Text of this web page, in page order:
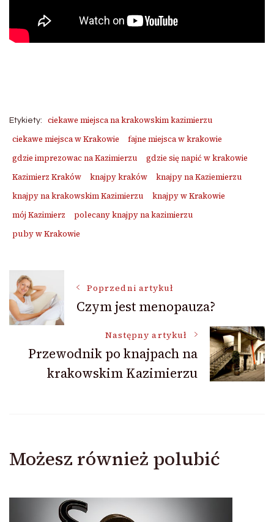
Etykiety:
ciekawe miejsca na krakowskim kazimierzu
ciekawe miejsca w Krakowie
fajne miejsca w krakowie
gdzie imprezowac na Kazimierzu
gdzie się napić w krakowie
Kazimierz Kraków
knajpy kraków
knajpy na Kaziemierzu
knajpy na krakowskim Kazimierzu
knajpy w Krakowie
mój Kazimierz
polecany knajpy na kazimierzu
puby w Krakowie
Nawigacja
wpisu
Poprzedni artykuł
Czym jest menopauza?
Następny artykuł
Przewodnik po knajpach na
krakowskim Kazimierzu
Możesz również polubić